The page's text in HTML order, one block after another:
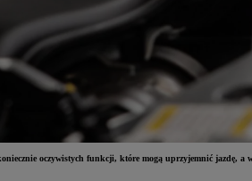
oczywistych funkcji, które mogą uprzyjemnić